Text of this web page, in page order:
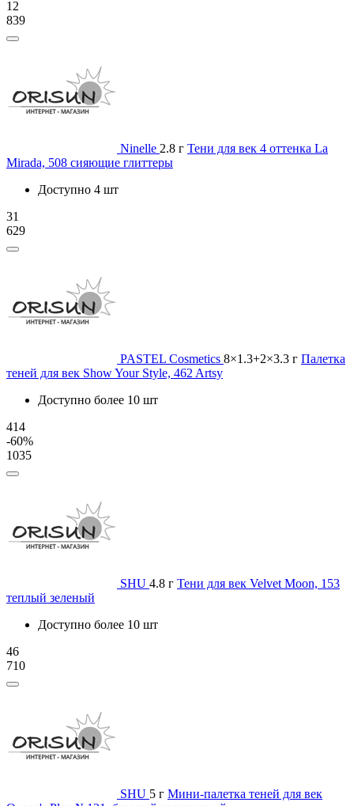
12
839
Ninelle 2.8 г Тени для век 4 оттенка La
Mirada, 508 сияющие глиттеры
Доступно 4 шт
31
629
PASTEL Cosmetics 8×1.3+2×3.3 г Палетка
теней для век Show Your Style, 462 Artsy
Доступно более 10 шт
414
-60%
1035
SHU 4.8 г Тени для век Velvet Moon, 153
теплый зеленый
Доступно более 10 шт
46
710
SHU 5 г Мини-палетка теней для век